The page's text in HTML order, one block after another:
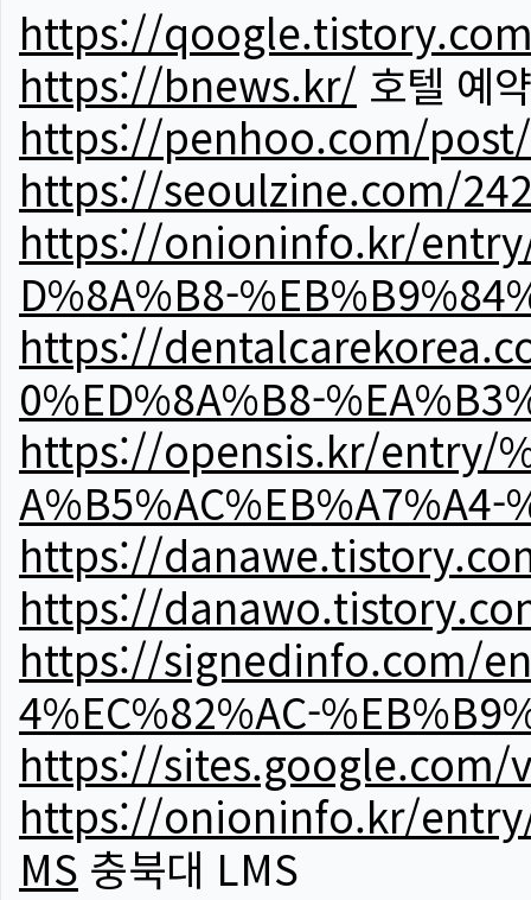
https://
https://bnews.kr/ 호텔 예약
https://penhoo.com/
https://seoulzine.com/
https://onioninfo.kr/entry/
D%8A%B8-
https://
0%ED%8A%B8-
https://opensis.kr/entry/
A%B5%AC%EB%A7%A4-
https://
https://
https://signedinfo.com/
4%EC%82%AC-
https://sites.google.com/
https://onioninfo.kr/entry/
MS 충북대 LMS